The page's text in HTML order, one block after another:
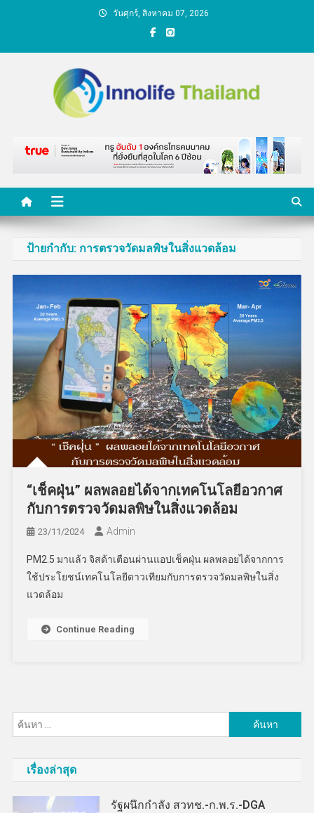
วันศุกร์, สิงหาคม 07, 2026
คนกับความคิด ชีวิตกับ
นวัตกรรม
ป้ายกำกับ: การตรวจวัดมลพิษในสิ่งแวดล้อม
“เช็คฝุ่น” ผลพลอยได้จากเทคโนโลยีอวกาศ
กับการตรวจวัดมลพิษในสิ่งแวดล้อม
23/11/2024 Admin
PM2.5 มาแล้ว จิสด้าเตือนผ่านแอปเช็คฝุ่น ผลพลอยได้จากการ
ใช้ประโยชน์เทคโนโลยีดาวเทียมกับการตรวจวัดมลพิษในสิ่ง
แวดล้อม
Continue Reading
สำหรับ:
เรื่องล่าสุด
รัฐผนึกกำลัง สวทช.-ก.พ.ร.-DGA